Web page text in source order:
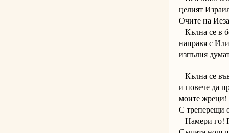
целият
Очите на
– Кълна се в
направя с
изпълня
– Кълна се
и повече да
моите жреци!
С треперещи
– Намери го!